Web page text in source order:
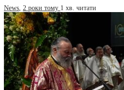
News 2 роки тому 1 хв. читати